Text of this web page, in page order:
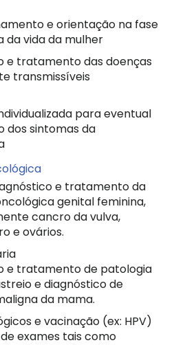
e orientação na fase
da vida da mulher
e tratamento das doenças
transmissíveis
para eventual
dos sintomas da
e tratamento da
genital feminina,
cancro da vulva,
e ovários.
e tratamento de patologia
e diagnóstico de
da mama.
e vacinação (ex: HPV)
exames tais como